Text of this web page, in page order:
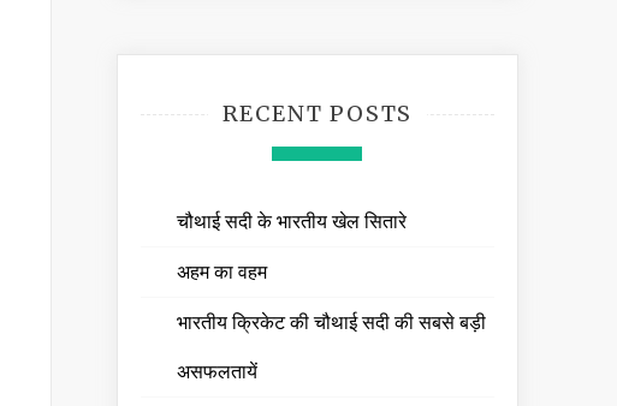
RECENT POSTS
चौथाई सदी के भारतीय खेल सितारे
अहम का वहम
भारतीय क्रिकेट की चौथाई सदी की सबसे बड़ी
असफलतायें